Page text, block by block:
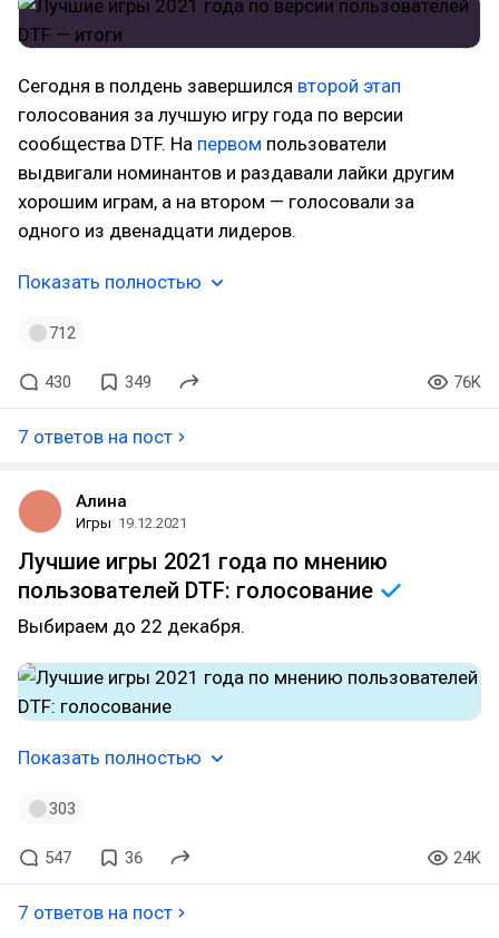
Сегодня в полдень завершился второй этап
голосования за лучшую игру года по версии
сообщества DTF. На первом пользователи
выдвигали номинантов и раздавали лайки другим
хорошим играм, а на втором — голосовали за
одного из двенадцати лидеров.
Показать полностью
712
430 349 76K
7 ответов на пост
Алина
Игры 19.12.2021
Лучшие игры 2021 года по мнению
пользователей DTF: голосование
Выбираем до 22 декабря.
Показать полностью
303
547 36 24K
7 ответов на пост